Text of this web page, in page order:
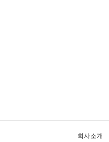
회사소개